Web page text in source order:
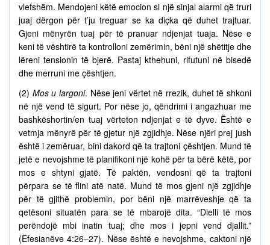
vlefshëm. Mendojeni këtë emocion si një sinjal alarmi që truri
juaj dërgon për t’ju treguar se ka diçka që duhet trajtuar.
Gjeni mënyrën tuaj për të pranuar ndjenjat tuaja. Nëse e
keni të vështirë ta kontrolloni zemërimin, bëni një shëtitje dhe
lëreni tensionin të bjerë. Pastaj kthehuni, rifutuni në bisedë
dhe merruni me çështjen.
(2) Mos u largoni. Nëse jeni vërtet në rrezik, duhet të shkoni
në një vend të sigurt. Por nëse jo, qëndrimi i angazhuar me
bashkëshortin/en tuaj vërteton ndjenjat e të dyve. Është e
vetmja mënyrë për të gjetur një zgjidhje. Nëse njëri prej jush
është i zemëruar, bini dakord që ta trajtoni çështjen. Mund të
jetë e nevojshme të planifikoni një kohë për ta bërë këtë, por
mos e shtyni gjatë. Të paktën, vendosni që ta trajtoni
përpara se të flini atë natë. Mund të mos gjeni një zgjidhje
për të gjithë problemin, por bëni një marrëveshje që ta
qetësoni situatën para se të mbarojë dita. “Dielli të mos
perëndojë mbi inatin tuaj; dhe mos i jepni vend djallit.”
(Efesianëve 4:26–27). Nëse është e nevojshme, caktoni një